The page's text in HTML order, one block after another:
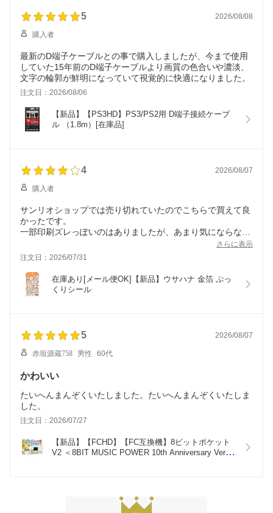
5 2026/08/08
購入者
最新のD端子ケーブルとの事で購入しましたが、今まで使用
していた15年前のD端子ケーブルより画質の色合いや濃淡、
文字の輪郭が鮮明になっていて視覚的に快適になりました。
注文日：2026/08/06
【新品】【PS3HD】PS3/PS2用 D端子接続ケーブ
ル （1.8m）[在庫品]
4 2026/08/07
購入者
サンリオショップでは売り切れていたのでこちらで買えて良
かったです。
一部印刷ズレっぽいのはありましたが、あまり気にならない
さらに表示
注文日：2026/07/31
在庫あり[メール便OK]【新品】ウサハナ 金箔 ぷっ
くりシール
5 2026/08/07
赤垣源蔵758 男性 60代
かわいい
たいへんまんぞくいたしました。たいへんまんぞくいたしま
した。
注文日：2026/07/27
【新品】【FCHD】【FC互換機】8ビットポケット
V2 ＜8BIT MUSIC POWER 10th Anniversary Ver.＞